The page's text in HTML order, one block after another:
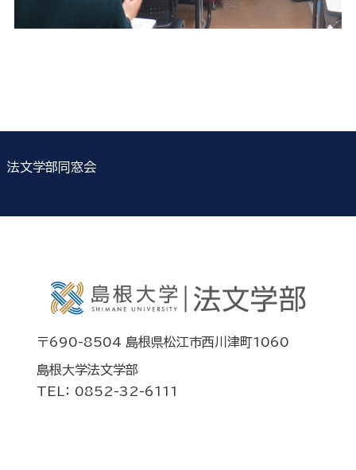
法文学部同窓会
〒690-8504 島根県松江市西川津町1060
島根大学法文学部
TEL： 0852-32-6111